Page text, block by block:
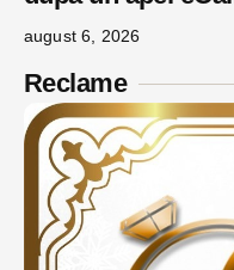
august 6, 2026
Reclame